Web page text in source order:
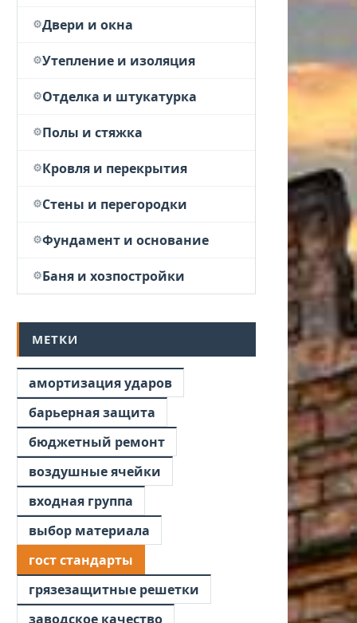
Двери и окна
Утепление и изоляция
Отделка и штукатурка
Полы и стяжка
Кровля и перекрытия
Стены и перегородки
Фундамент и основание
Баня и хозпостройки
МЕТКИ
амортизация ударов
барьерная защита
бюджетный ремонт
воздушные ячейки
входная группа
выбор материала
гост стандарты
грязезащитные решетки
заводское качество